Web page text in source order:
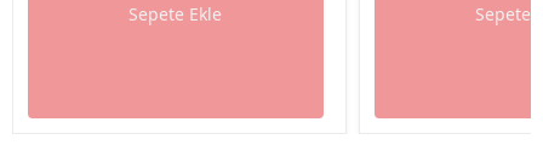
Sepete Ekle Sepete